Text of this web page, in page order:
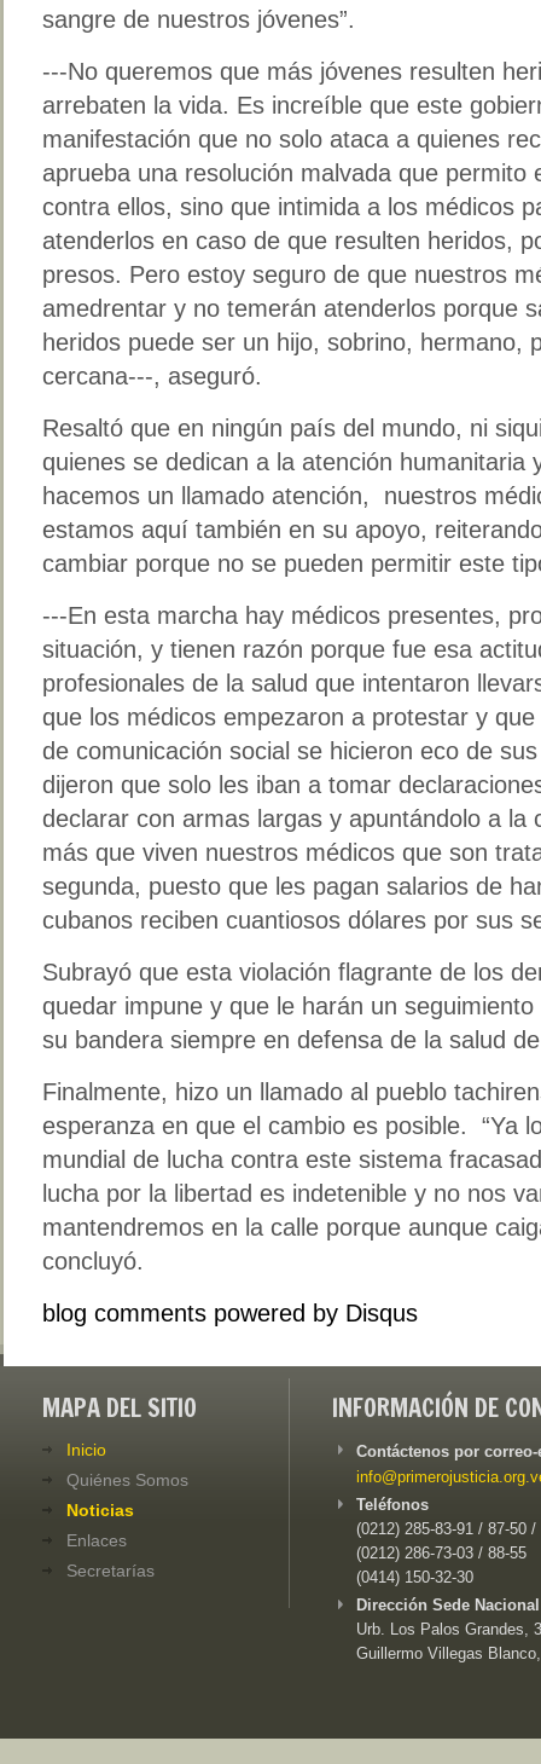
sangre de nuestros jóvenes”.
---No queremos que más jóvenes resulten
arrebaten la vida. Es increíble que este
manifestación que no solo ataca a quienes
aprueba una resolución malvada que permito
contra ellos, sino que intimida a los médicos
atenderlos en caso de que resulten heridos,
presos. Pero estoy seguro de que nuestros
amedrentar y no temerán atenderlos porque
heridos puede ser un hijo, sobrino, hermano,
cercana---, aseguró.
Resaltó que en ningún país del mundo, ni
quienes se dedican a la atención humanitaria
hacemos un llamado atención, nuestros
estamos aquí también en su apoyo,
cambiar porque no se pueden permitir este
---En esta marcha hay médicos presentes,
situación, y tienen razón porque fue esa
profesionales de la salud que intentaron
que los médicos empezaron a protestar y
de comunicación social se hicieron eco de
dijeron que solo les iban a tomar
declarar con armas largas y apuntándolo a la
más que viven nuestros médicos que son
segunda, puesto que les pagan salarios de
cubanos reciben cuantiosos dólares por sus
Subrayó que esta violación flagrante de los
quedar impune y que le harán un
su bandera siempre en defensa de la salud
Finalmente, hizo un llamado al pueblo
esperanza en que el cambio es posible. “Ya
mundial de lucha contra este sistema
lucha por la libertad es indetenible y no nos
mantendremos en la calle porque aunque
concluyó.
blog comments powered by Disqus
MAPA DEL SITIO
Inicio
Quiénes Somos
Noticias
Enlaces
Secretarías
INFORMACIÓN DE
Contáctenos por
Teléfonos
(0212) 285-83-91 / 87-50 /
(0212) 286-73-03 / 88-55
(0414) 150-32-30
Dirección Sede
Urb. Los Palos Grandes,
Guillermo Villegas